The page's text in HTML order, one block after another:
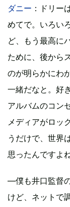
ダニー ：ドリー
めてで。いろい
ど、もう最高に
ために、後から
のが明らかにわ
一緒だなと。好
アルバムのコン
メディアがロッ
うだけで、世界
思ったんですよね
―僕も井口監督
けど、ネットで